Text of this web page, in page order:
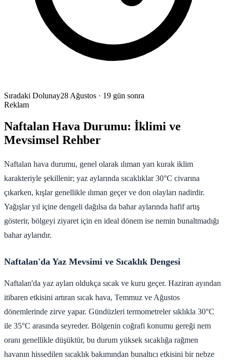
Sıradaki Dolunay28 Ağustos · 19 gün sonra
Reklam
Naftalan Hava Durumu: İklimi ve
Mevsimsel Rehber
Naftalan hava durumu, genel olarak ılıman yarı kurak iklim
karakteriyle şekillenir; yaz aylarında sıcaklıklar 30°C civarına
çıkarken, kışlar genellikle ılıman geçer ve don olayları nadirdir.
Yağışlar yıl içine dengeli dağılsa da bahar aylarında hafif artış
gösterir, bölgeyi ziyaret için en ideal dönem ise nemin bunaltmadığı
bahar aylarıdır.
Naftalan'da Yaz Mevsimi ve Sıcaklık Dengesi
Naftalan'da yaz ayları oldukça sıcak ve kuru geçer. Haziran ayından
itibaren etkisini artıran sıcak hava, Temmuz ve Ağustos
dönemlerinde zirve yapar. Gündüzleri termometreler sıklıkla 30°C
ile 35°C arasında seyreder. Bölgenin coğrafi konumu gereği nem
oranı genellikle düşüktür, bu durum yüksek sıcaklığa rağmen
havanın hissedilen sıcaklık bakımından bunaltıcı etkisini bir nebze